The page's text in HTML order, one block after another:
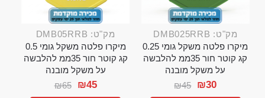
מק"ט: DMB025RRB
מיקרו פלטה משקל גומי 0.25
קג קוטר חור 35ממ להלבשה
על משקל מובנה
₪45 ₪30
מק"ט: DMB05RRB
מיקרו פלטה משקל גומי 0.5
קג קוטר חור 35ממ להלבשה
על משקל מובנה
₪65 ₪45